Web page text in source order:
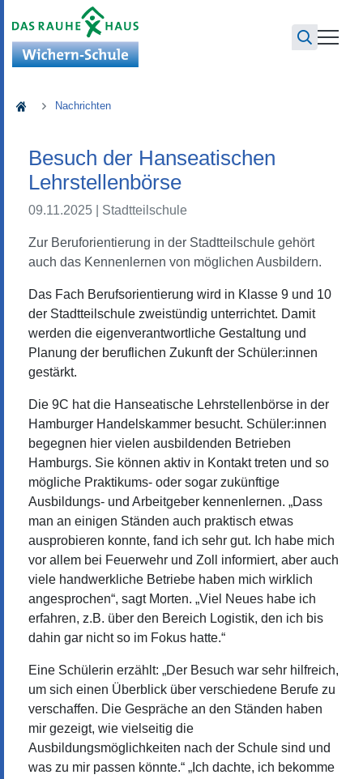
Wichern-Schule
Nachrichten
Besuch der Hanseatischen
Lehrstellenbörse
09.11.2025 | Stadtteilschule
Zur Beruforientierung in der Stadtteilschule gehört
auch das Kennenlernen von möglichen Ausbildern.
Das Fach Berufsorientierung wird in Klasse 9 und 10
der Stadtteilschule zweistündig unterrichtet. Damit
werden die eigenverantwortliche Gestaltung und
Planung der beruflichen Zukunft der Schüler:innen
gestärkt.
Die 9C hat die Hanseatische Lehrstellenbörse in der
Hamburger Handelskammer besucht. Schüler:innen
begegnen hier vielen ausbildenden Betrieben
Hamburgs. Sie können aktiv in Kontakt treten und so
mögliche Praktikums- oder sogar zukünftige
Ausbildungs- und Arbeitgeber kennenlernen. „Dass
man an einigen Ständen auch praktisch etwas
ausprobieren konnte, fand ich sehr gut. Ich habe mich
vor allem bei Feuerwehr und Zoll informiert, aber auch
viele handwerkliche Betriebe haben mich wirklich
angesprochen“, sagt Morten. „Viel Neues habe ich
erfahren, z.B. über den Bereich Logistik, den ich bis
dahin gar nicht so im Fokus hatte.“
Eine Schülerin erzählt: „Der Besuch war sehr hilfreich,
um sich einen Überblick über verschiedene Berufe zu
verschaffen. Die Gespräche an den Ständen haben
mir gezeigt, wie vielseitig die
Ausbildungsmöglichkeiten nach der Schule sind und
was zu mir passen könnte.“ „Ich dachte, ich bekomme